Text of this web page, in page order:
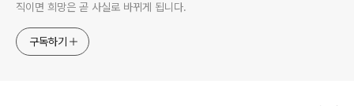
직이면 희망은 곧 사실로 바뀌게 됩니다.
구독하기